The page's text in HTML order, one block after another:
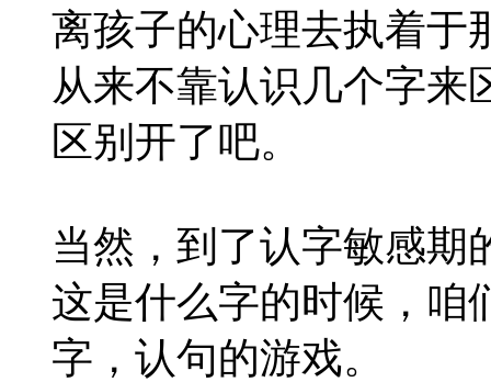
离孩子的心理去执着于
从来不靠认识几个字来
区别开了吧。
当然，到了认字敏感期
这是什么字的时候，咱
字，认句的游戏。